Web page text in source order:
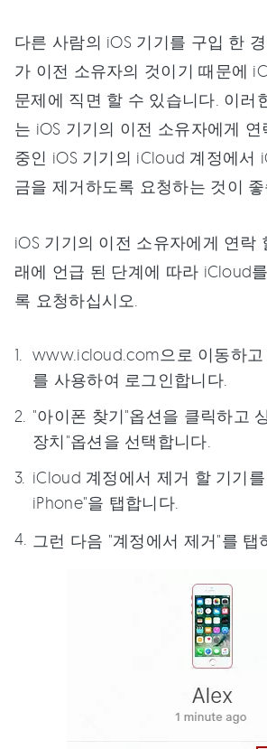
다른 사람의 iOS 기기를 구입 한
가 이전 소유자의 것이기 때문에
문제에 직면 할 수 있습니다. 이러
는 iOS 기기의 이전 소유자에게
중인 iOS 기기의 iCloud 계정에서
금을 제거하도록 요청하는 것이 좋
iOS 기기의 이전 소유자에게 연락
래에 언급 된 단계에 따라 iCloud
록 요청하십시오.
www.icloud.com으로 이동하고
를 사용하여 로그인합니다.
"아이폰 찾기"옵션을 클릭하고
장치"옵션을 선택합니다.
iCloud 계정에서 제거 할 기기를
iPhone"을 탭합니다.
그런 다음 "계정에서 제거"를 탭